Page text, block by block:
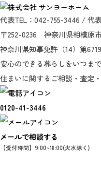
代表TEL：042-755-3446 / 代
〒252-0236 神奈川県相模原
神奈川県知事免許（14）第
安心のできる暮らしをいつま
住まいに関するご相談・査定
0120-41-3446
メールで相談する
【受付時間】9:00~18:00(火水除く)